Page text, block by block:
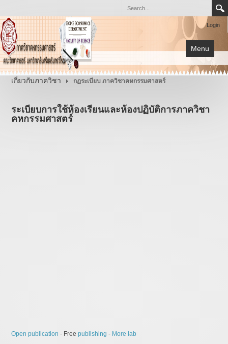
Login
Menu
หน้าแรก
เกี่ยวกับภาควิชา
เกี่ยวกับภาควิชา กฏระเบียบ ภาควิชาคหกรรมศาสตร์
ระเบียบการใช้ห้องเรียนและห้องปฏิบัติการภาควิชา
คหกรรมศาสตร์
Open publication - Freepublishing - More lab